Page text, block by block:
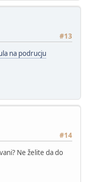
#13
na podrucju
#14
Ne želite da do